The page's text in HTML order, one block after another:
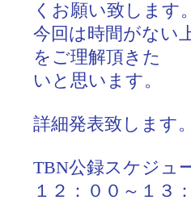
くお願い致します
今回は時間がない
をご理解頂きた
いと思います。
詳細発表致します
TBN公録スケジュ
１２：００～１３